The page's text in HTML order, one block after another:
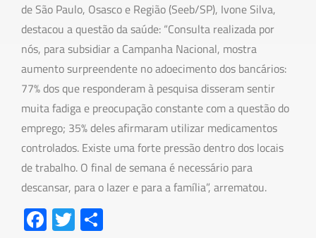
de São Paulo, Osasco e Região (Seeb/SP), Ivone Silva,
destacou a questão da saúde: “Consulta realizada por
nós, para subsidiar a Campanha Nacional, mostra
aumento surpreendente no adoecimento dos bancários:
77% dos que responderam à pesquisa disseram sentir
muita fadiga e preocupação constante com a questão do
emprego; 35% deles afirmaram utilizar medicamentos
controlados. Existe uma forte pressão dentro dos locais
de trabalho. O final de semana é necessário para
descansar, para o lazer e para a família”, arrematou.
Fa T